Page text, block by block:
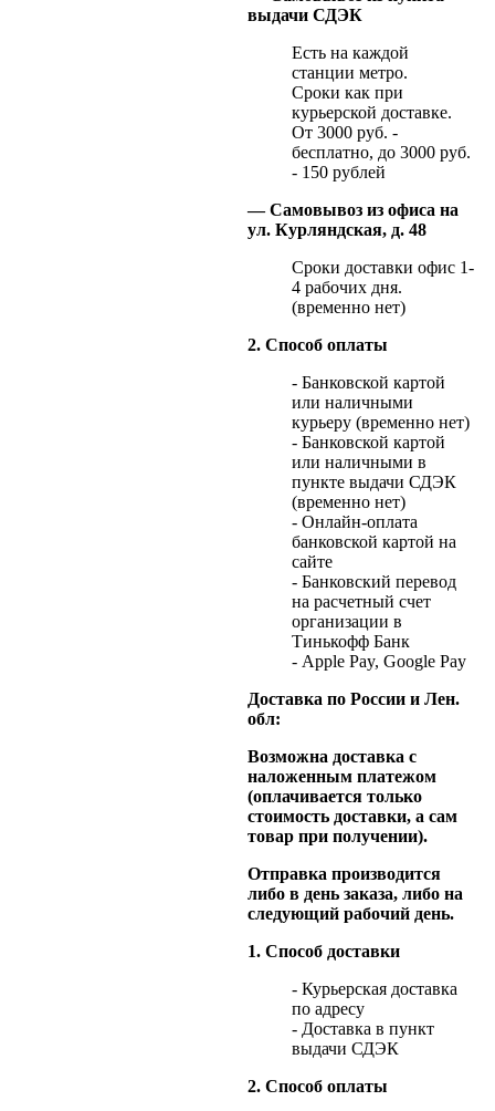
выдачи СДЭК
Есть на каждой
станции метро.
Сроки как при
курьерской доставке.
От 3000 руб. -
бесплатно, до 3000 руб.
- 150 рублей
— Самовывоз из офиса на
ул. Курляндская, д. 48
Сроки доставки офис 1-
4 рабочих дня.
(временно нет)
2. Способ оплаты
- Банковской картой
или наличными
курьеру (временно нет)
- Банковской картой
или наличными в
пункте выдачи СДЭК
(временно нет)
- Онлайн-оплата
банковской картой на
сайте
- Банковский перевод
на расчетный счет
организации в
Тинькофф Банк
- Apple Pay, Google Pay
Доставка по России и Лен.
обл:
Возможна доставка с
наложенным платежом
(оплачивается только
стоимость доставки, а сам
товар при получении).
Отправка производится
либо в день заказа, либо на
следующий рабочий день.
1. Способ доставки
- Курьерская доставка
по адресу
- Доставка в пункт
выдачи СДЭК
2. Способ оплаты